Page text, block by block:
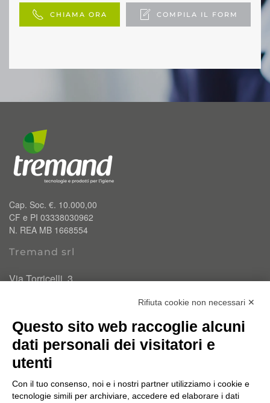
CHIAMA ORA COMPILA IL FORM
Cap. Soc. €. 10.000,00
CF e PI 03338030962
N. REA MB 1668554
Tremand srl
Via Torricelli, 3
info@tremand.it
Pec:amministrazione.tremandsrl@pec.it
Chi siamo
Un'esperienza e un know-how acquisito nel corso di 35
Rifiuta cookie non necessari ✕
Questo sito web raccoglie alcuni
dati personali dei visitatori e
utenti
Con il tuo consenso, noi e i nostri partner utilizziamo i cookie e
tecnologie simili per archiviare, accedere ed elaborare i dati